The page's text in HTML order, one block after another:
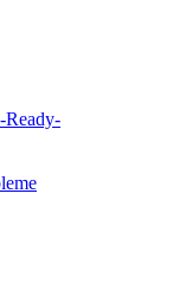
Ready-